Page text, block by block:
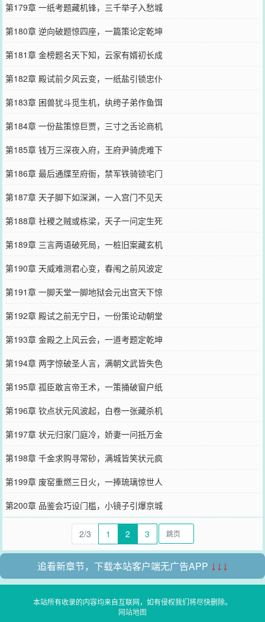
第179章 一纸考题藏机锋，三千举子入愁城
第180章 逆向破题惊四座，一篇策论定乾坤
第181章 金榜题名天下知，云家有婿初长成
第182章 殿试前夕风云变，一纸盐引锁忠仆
第183章 困兽犹斗觅生机，纨绔子弟作鱼饵
第184章 一份盐策惊巨贾，三寸之舌论商机
第185章 钱万三深夜入府，王府尹骑虎难下
第186章 最后通牒至府衙，禁军铁骑锁宅门
第187章 天子脚下如深渊，一入宫门不见天
第188章 社稷之贼或栋梁，天子一问定生死
第189章 三言两语破死局，一桩旧案藏玄机
第190章 天威难测君心变，春闱之前风波定
第191章 一脚天堂一脚地狱会元出宫天下惊
第192章 殿试之前无宁日，一份策论动朝堂
第193章 金殿之上风云会，一道考题定乾坤
第194章 两字惊破圣人言，满朝文武皆失色
第195章 孤臣敢言帝王术，一策捅破窗户纸
第196章 钦点状元风波起，白卷一张藏杀机
第197章 状元归家门庭冷，娇妻一问抵万金
第198章 千金求购寻常砂，满城皆笑状元疯
第199章 废窑重燃三日火，一捧琉璃惊世人
第200章 品鉴会巧设门槛，小镜子引爆京城
2/3 1 2 3
追看新章节，下载本站客户端无广告APP ↓↓↓
本站所有收录的内容均来自互联网，如有侵权我们将尽快删除。
网站地图